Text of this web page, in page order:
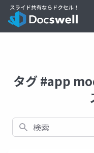
タグ #app
検索